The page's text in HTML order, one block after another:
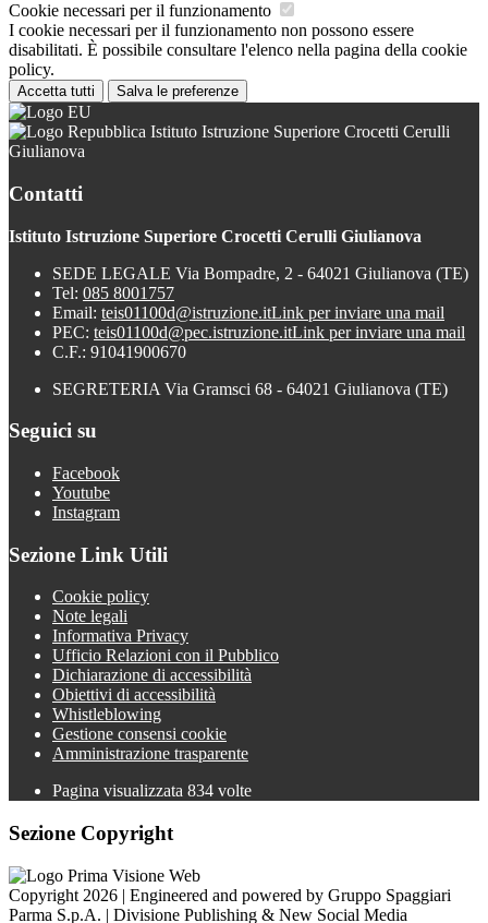
Cookie necessari per il funzionamento
I cookie necessari per il funzionamento non possono essere
disabilitati. È possibile consultare l'elenco nella pagina della cookie
policy.
Accetta tutti Salva le preferenze
Istituto Istruzione Superiore Crocetti Cerulli
Giulianova
Contatti
Istituto Istruzione Superiore Crocetti Cerulli Giulianova
SEDE LEGALE Via Bompadre, 2 - 64021 Giulianova (TE)
Tel: 085 8001757
Email: teis01100d@istruzione.itLink per inviare una mail
PEC: teis01100d@pec.istruzione.itLink per inviare una mail
C.F.: 91041900670
SEGRETERIA Via Gramsci 68 - 64021 Giulianova (TE)
Seguici su
Facebook
Youtube
Instagram
Sezione Link Utili
Cookie policy
Note legali
Informativa Privacy
Ufficio Relazioni con il Pubblico
Dichiarazione di accessibilità
Obiettivi di accessibilità
Whistleblowing
Gestione consensi cookie
Amministrazione trasparente
Pagina visualizzata 834 volte
Sezione Copyright
Copyright 2026 | Engineered and powered by Gruppo Spaggiari
Parma S.p.A. | Divisione Publishing & New Social Media